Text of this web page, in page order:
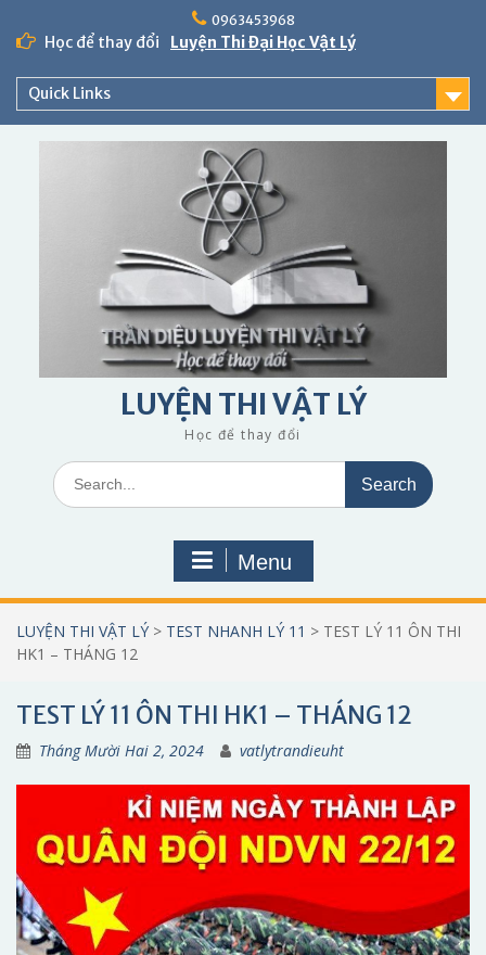
content
0963453968
Học để thay đổi Luyện Thi Đại Học Vật Lý
Quick Links
LUYỆN THI VẬT LÝ
Học để thay đổi
Search
for:
Menu
LUYỆN THI VẬT LÝ > TEST NHANH LÝ 11 > TEST LÝ 11 ÔN THI
HK1 – THÁNG 12
TEST LÝ 11 ÔN THI HK1 – THÁNG 12
Tháng Mười Hai 2, 2024 vatlytrandieuht